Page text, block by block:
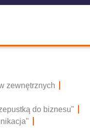
zewnętrznych
do biznesu"